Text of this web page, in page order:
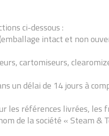
ci-dessous :
intact et non
cartomiseurs,
un délai de 14 jours à
les références livrées, les
de la société « Steam &